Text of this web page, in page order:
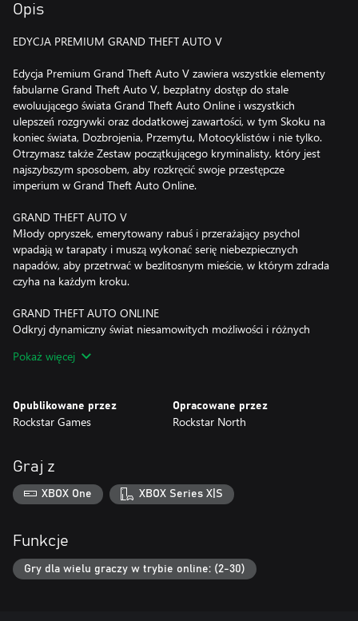
Opis
EDYCJA PREMIUM GRAND THEFT AUTO V
Edycja Premium Grand Theft Auto V zawiera wszystkie elementy
fabularne Grand Theft Auto V, bezpłatny dostęp do stale
ewoluującego świata Grand Theft Auto Online i wszystkich
ulepszeń rozgrywki oraz dodatkowej zawartości, w tym Skoku na
koniec świata, Dozbrojenia, Przemytu, Motocyklistów i nie tylko.
Otrzymasz także Zestaw początkującego kryminalisty, który jest
najszybszym sposobem, aby rozkręcić swoje przestępcze
imperium w Grand Theft Auto Online.
GRAND THEFT AUTO V
Młody opryszek, emerytowany rabuś i przerażający psychol
wpadają w tarapaty i muszą wykonać serię niebezpiecznych
napadów, aby przetrwać w bezlitosnym mieście, w którym zdrada
czyha na każdym kroku.
GRAND THEFT AUTO ONLINE
Odkryj dynamiczny świat niesamowitych możliwości i różnych
hrabstwa Blaine we wspaniałym, współdzielonym świecie Online.
Zestaw początkującego kryminalisty jest najszybszym sposobem,
żeby rozkręcić swoje przestępcze imperium w Grand Theft Auto
zawartość kupowana oddzielnie łącznie warta jest ponad 10 000
000 GTA$.
Prowadź interesy ze swojego biura prezesa w wieżowcu Maze
Bank West, prowadź badania nad potężnym uzbrojeniem w
swoim podziemnym dozbrojeniowym bunkrze i fałszuj banknoty
we własnej drukarni.
Pokaż więcej
Opublikowane przez
Rockstar Games
Opracowane przez
Rockstar North
Graj z
XBOX One XBOX Series X|S
Funkcje
Gry dla wielu graczy w trybie online: (2-30)